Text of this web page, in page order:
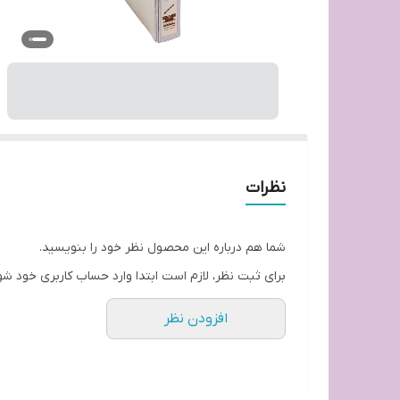
نظرات
شما هم درباره این محصول نظر خود را بنویسید.
برای ثبت نظر، لازم است ابتدا وارد حساب کاربری خود
افزودن نظر